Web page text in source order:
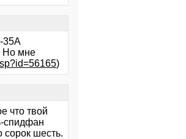
35A
Но мне
)
что твой
спидфан
сорок шесть.